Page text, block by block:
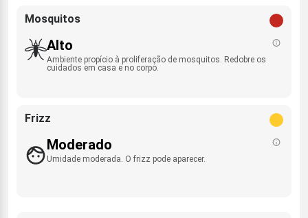
Mosquitos
Alto
Ambiente propício à proliferação de mosquitos. Redobre os
cuidados em casa e no corpo.
Frizz
Moderado
Umidade moderada. O frizz pode aparecer.